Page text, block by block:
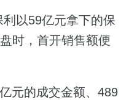
以59亿元拿下的保
时，首开销售额便
元的成交金额、489